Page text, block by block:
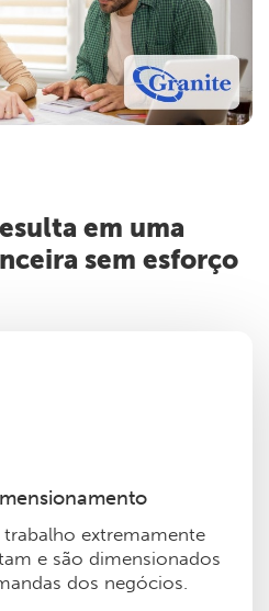
em uma
sem esforço
extremamente
e são dimensionados
dos negócios.